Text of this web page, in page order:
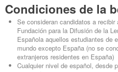
Condiciones de la
Se consideran candidatos a
Fundación para la Difusión de la
Española aquellos estudiantes de
mundo excepto España (no se
extranjeros residentes en España)
Cualquier nivel de español, desde